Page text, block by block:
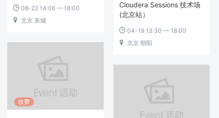
 08-22 14:06 — 18:00
 北京 东城
Cloudera Sessions 技术场
(北京站）
 04-19 13:30 — 18:00
 北京 朝阳
收费